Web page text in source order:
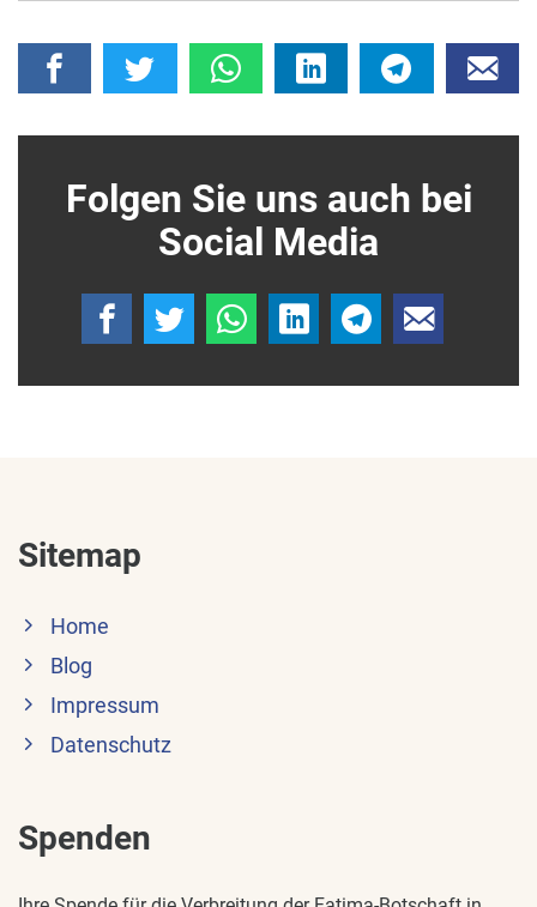
Folgen Sie uns auch bei
Social Media
Sitemap
Home
Blog
Impressum
Datenschutz
Spenden